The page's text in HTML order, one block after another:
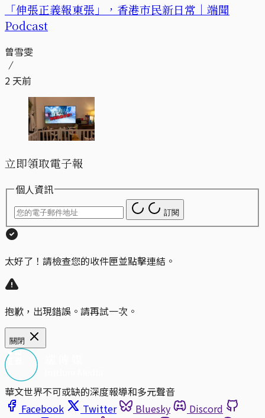
「伸張正義報東張」，香港市民新日常｜端聞
Podcast
曾雪雯
2 天前
立即領取電子報
個人資訊
訂閱
太好了！請檢查您的收件匣並點擊連結。
抱歉，出現錯誤。請再試一次。
關閉
華文世界不可或缺的深度報導和多元聲音
Facebook
Twitter Bluesky
Discord